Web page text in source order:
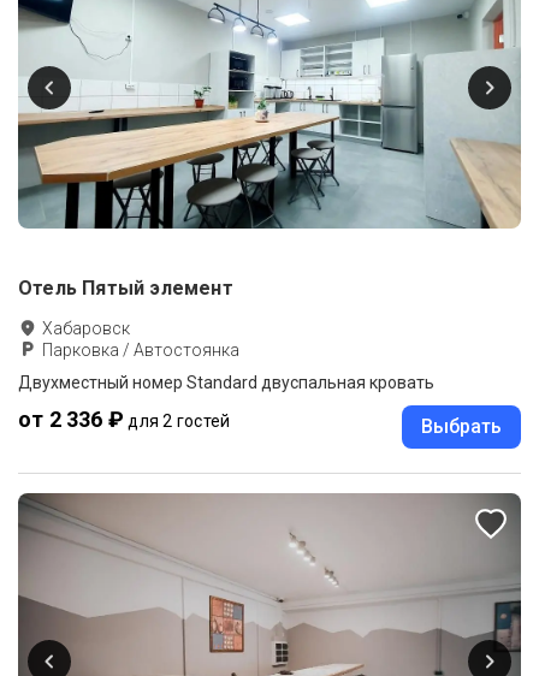
Отель Пятый элемент
Хабаровск
Парковка / Автостоянка
Двухместный номер Standard двуспальная кровать
от 2 336 ₽ для 2 гостей Выбрать